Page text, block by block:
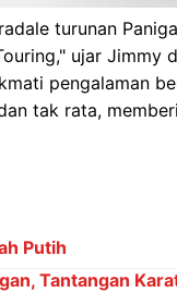
turunan
ujar Jimmy
pengalaman
tak rata,
Putih
Tantangan